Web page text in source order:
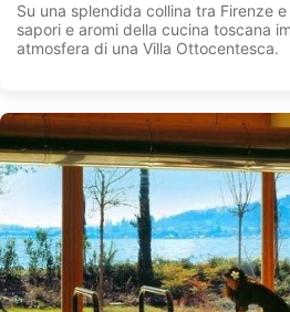
Su una splendida collina tra Firenze
sapori e aromi della cucina toscana
atmosfera di una Villa Ottocentesca.